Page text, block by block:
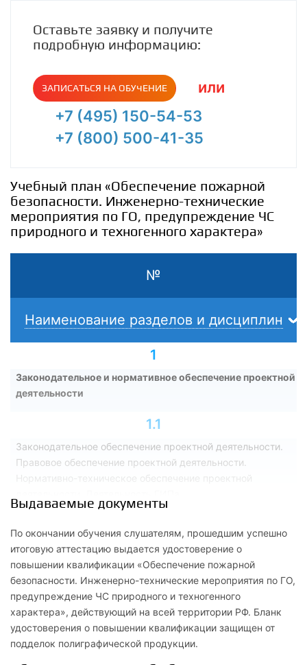
Оставьте заявку и получите
подробную информацию:
ЗАПИСАТЬСЯ НА ОБУЧЕНИЕ
или
+7 (495) 150-54-53
+7 (800) 500-41-35
Учебный план «Обеспечение пожарной
безопасности. Инженерно-технические
мероприятия по ГО, предупреждение ЧС
природного и техногенного характера»
№
Наименование разделов и дисциплин
1
Законодательное и нормативное обеспечение проектной
деятельности
1.1
Законодательное обеспечение проектной деятельности.
Правовое обеспечение проектной деятельности.
Нормативно-техническое обеспечение проектной
Правовое и нормативно-техническое регулирование в
области надзора за проектирование инженерно-
технических мероприятий ГО и защиты населения и
территорий от ЧС природного и техногенного характера
2.1
Нормативное правовое регулирование и организационные
Выдаваемые документы
По окончании обучения слушателям, прошедшим успешно
итоговую аттестацию выдается удостоверение о
повышении квалификации «Обеспечение пожарной
безопасности. Инженерно-технические мероприятия по ГО,
предупреждение ЧС природного и техногенного
характера», действующий на всей территории РФ. Бланк
удостоверения о повышении квалификации защищен от
подделок полиграфической продукции.